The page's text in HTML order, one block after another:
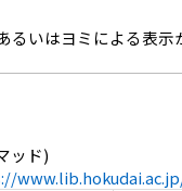
いはヨミによる表示
ッド)